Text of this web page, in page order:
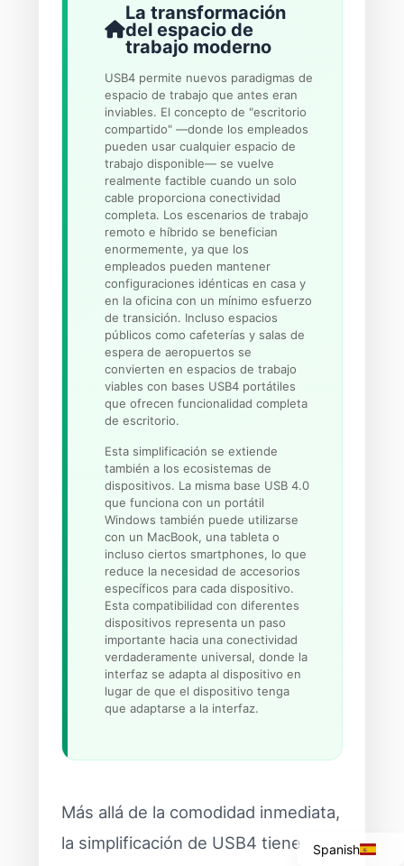
La transformación
del espacio de
trabajo moderno
USB4 permite nuevos paradigmas de
espacio de trabajo que antes eran
inviables. El concepto de "escritorio
compartido" —donde los empleados
pueden usar cualquier espacio de
trabajo disponible— se vuelve
realmente factible cuando un solo
cable proporciona conectividad
completa. Los escenarios de trabajo
remoto e híbrido se benefician
enormemente, ya que los
empleados pueden mantener
configuraciones idénticas en casa y
en la oficina con un mínimo esfuerzo
de transición. Incluso espacios
públicos como cafeterías y salas de
espera de aeropuertos se
convierten en espacios de trabajo
viables con bases USB4 portátiles
que ofrecen funcionalidad completa
de escritorio.
Esta simplificación se extiende
también a los ecosistemas de
dispositivos. La misma base USB 4.0
que funciona con un portátil
Windows también puede utilizarse
con un MacBook, una tableta o
incluso ciertos smartphones, lo que
reduce la necesidad de accesorios
específicos para cada dispositivo.
Esta compatibilidad con diferentes
dispositivos representa un paso
importante hacia una conectividad
verdaderamente universal, donde la
interfaz se adapta al dispositivo en
lugar de que el dispositivo tenga
que adaptarse a la interfaz.
Más allá de la comodidad inmediata,
la simplificación de USB4 tiene
Spanish
English